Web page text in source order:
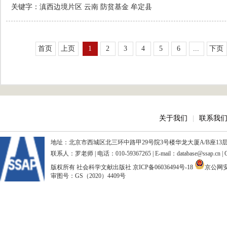
关键字：滇西边境片区 云南 防贫基金 牟定县
首页 上页 1 2 3 4 5 6 ... 下页
关于我们 联系我们
地址：北京市西城区北三环中路甲29号院3号楼华龙大厦A/B座13
联系人：罗老师 | 电话：010-59367265 | E-mail：database@ssap.cn
版权所有 社会科学文献出版社 京ICP备06036494号-18
京公网
审图号：GS（2020）4409号